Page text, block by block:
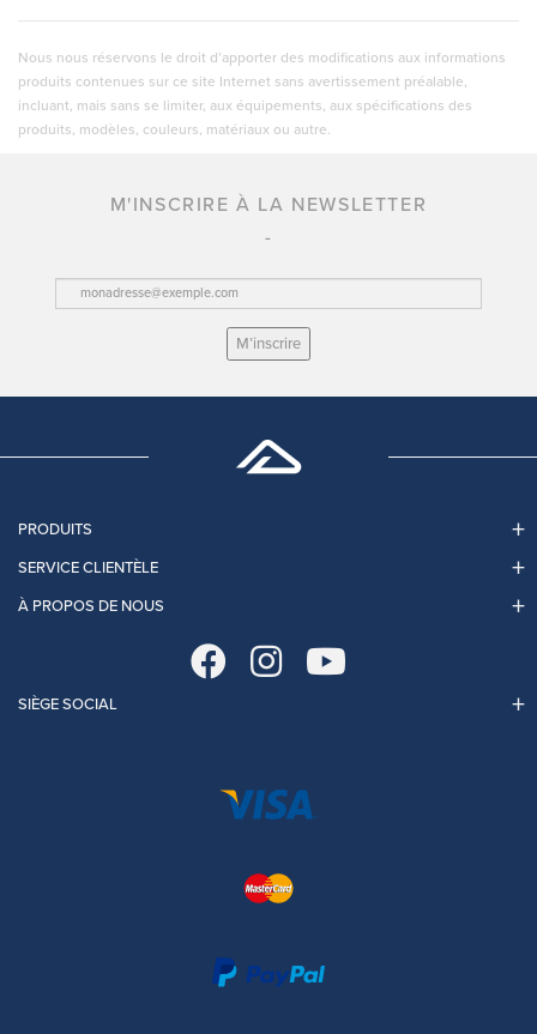
Nous nous réservons le droit d’apporter des modifications aux informations
produits contenues sur ce site Internet sans avertissement préalable,
incluant, mais sans se limiter, aux équipements, aux spécifications des
produits, modèles, couleurs, matériaux ou autre.
M'INSCRIRE À LA NEWSLETTER
M’inscrire
PRODUITS
SERVICE CLIENTÈLE
À PROPOS DE NOUS
SIÈGE SOCIAL